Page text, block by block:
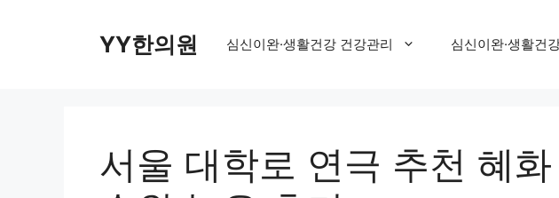
YY한의원 심신이완·생활건강 건강관리 심신이완·생활건
서울 대학로 연극 추천 혜